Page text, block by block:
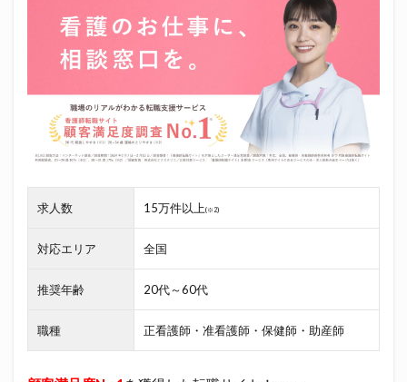
求人数 15万件以上(※2)
対応エリア 全国
推奨年齢 20代～60代
職種 正看護師・准看護師・保健師・助産師